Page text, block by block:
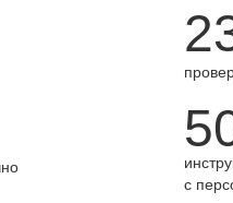
с